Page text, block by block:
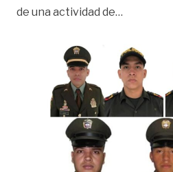
de una actividad de…